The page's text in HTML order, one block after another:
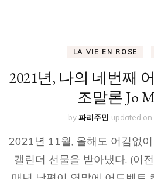
LA VIE EN ROSE
2021년, 나의 네번째
조말론 Jo
by파리주민 updated on
2021년 11월, 올해도 어김없
캘린더 선물을 받아냈다. (이